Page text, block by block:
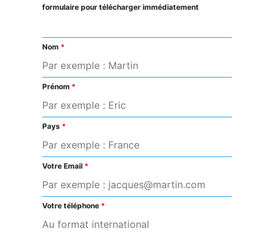
formulaire pour télécharger immédiatement
Nom *
Prénom *
Pays *
Votre Email *
Votre téléphone *